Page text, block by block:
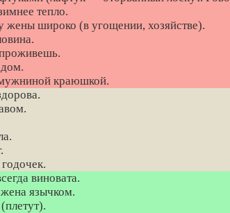
тепло.
жены широко (в угощении, хозяйстве).
краюшкой.
виновата.
язычком.